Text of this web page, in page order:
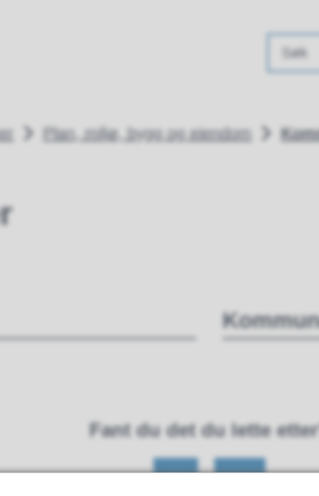
Plan, miljø, bygg og eiendom
Fant du det du lette